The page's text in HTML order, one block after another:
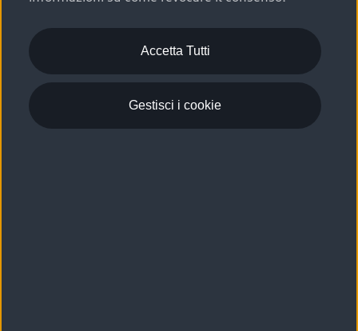
sottoposto a 110 controlli approfonditi e coperto da
garanzia fino a 4 anni per una maggiore tutela del tuo
acquisto.
Accetta Tutti
Gestisci i cookie